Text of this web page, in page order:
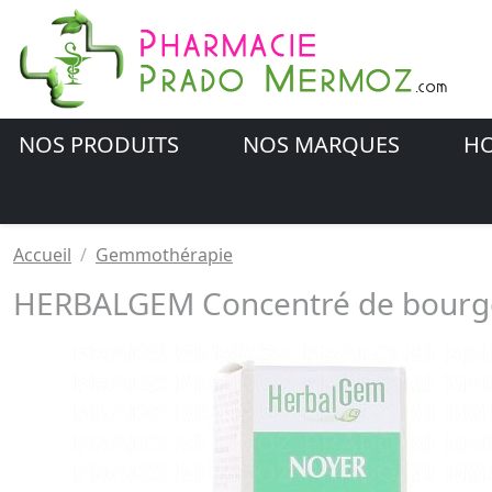
NOS PRODUITS NOS MARQUES
Accueil Gemmothérapie
HERBALGEM Concentré de